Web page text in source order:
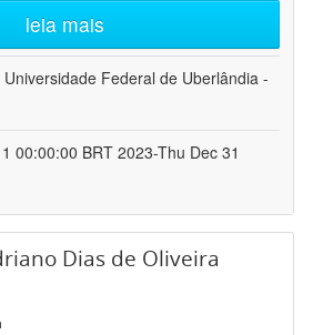
leia mais
Universidade Federal de Uberlândia -
00:00:00 BRT 2023-Thu Dec 31
Dias de Oliveira